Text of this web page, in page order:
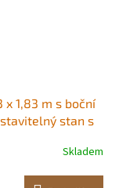
x 1,83 m s boční
stan s
plocha Dvě
Skladem